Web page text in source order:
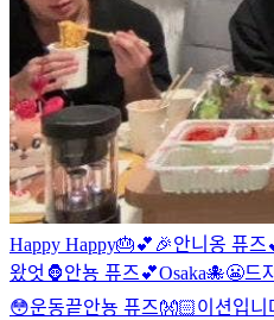
Happy Happy🎂💕🎉안니옹 퓨즈
왔엇🦍안뇽 퓨즈💕Osaka🐙😬드
😳운동끝안뇽 퓨즈👐🏻이션입니